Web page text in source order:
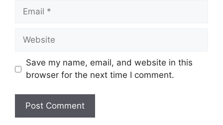
Email
Website
Save my name, email, and website in this
browser for the next time I comment.